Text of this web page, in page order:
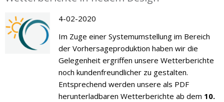
4-02-2020
Im Zuge einer Systemumstellung im Bereich
der Vorhersageproduktion haben wir die
Gelegenheit ergriffen unsere Wetterberichte
noch kundenfreundlicher zu gestalten.
Entsprechend werden unsere als PDF
herunterladbaren Wetterberichte ab dem 10.